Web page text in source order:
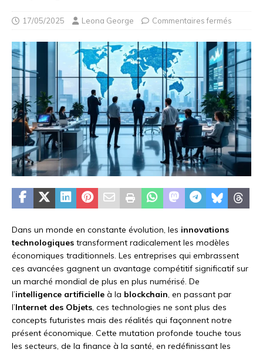
17/05/2025 Leona George Commentaires fermés
Dans un monde en constante évolution, les innovations
technologiques transforment radicalement les modèles
économiques traditionnels. Les entreprises qui embrassent
ces avancées gagnent un avantage compétitif significatif sur
un marché mondial de plus en plus numérisé. De
l’intelligence artificielle à la blockchain, en passant par
l’Internet des Objets, ces technologies ne sont plus des
concepts futuristes mais des réalités qui façonnent notre
présent économique. Cette mutation profonde touche tous
les secteurs, de la finance à la santé, en redéfinissant les